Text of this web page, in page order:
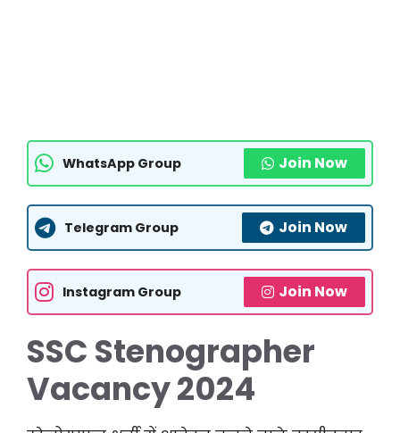
WhatsApp Group Join Now
Telegram Group Join Now
Instagram Group Join Now
SSC Stenographer
Vacancy 2024